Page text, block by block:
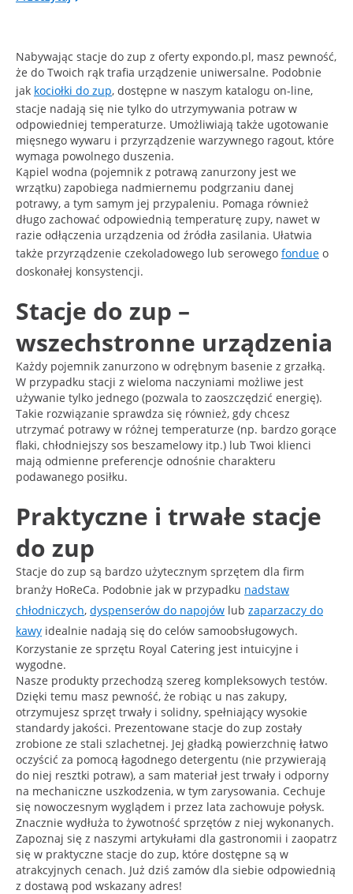
Nabywając stacje do zup z oferty expondo.pl, masz pewność,
że do Twoich rąk trafia urządzenie uniwersalne. Podobnie
jak kociołki do zup, dostępne w naszym katalogu on-line,
stacje nadają się nie tylko do utrzymywania potraw w
odpowiedniej temperaturze. Umożliwiają także ugotowanie
mięsnego wywaru i przyrządzenie warzywnego ragout, które
wymaga powolnego duszenia.
Kąpiel wodna (pojemnik z potrawą zanurzony jest we
wrzątku) zapobiega nadmiernemu podgrzaniu danej
potrawy, a tym samym jej przypaleniu. Pomaga również
długo zachować odpowiednią temperaturę zupy, nawet w
razie odłączenia urządzenia od źródła zasilania. Ułatwia
także przyrządzenie czekoladowego lub serowego fondue o
doskonałej konsystencji.
Stacje do zup –
wszechstronne urządzenia
Każdy pojemnik zanurzono w odrębnym basenie z grzałką.
W przypadku stacji z wieloma naczyniami możliwe jest
używanie tylko jednego (pozwala to zaoszczędzić energię).
Takie rozwiązanie sprawdza się również, gdy chcesz
utrzymać potrawy w różnej temperaturze (np. bardzo gorące
flaki, chłodniejszy sos beszamelowy itp.) lub Twoi klienci
mają odmienne preferencje odnośnie charakteru
podawanego posiłku.
Praktyczne i trwałe stacje
do zup
Stacje do zup są bardzo użytecznym sprzętem dla firm
branży HoReCa. Podobnie jak w przypadku nadstaw
chłodniczych, dyspenserów do napojów lub zaparzaczy do
kawy idealnie nadają się do celów samoobsługowych.
Korzystanie ze sprzętu Royal Catering jest intuicyjne i
wygodne.
Nasze produkty przechodzą szereg kompleksowych testów.
Dzięki temu masz pewność, że robiąc u nas zakupy,
otrzymujesz sprzęt trwały i solidny, spełniający wysokie
standardy jakości. Prezentowane stacje do zup zostały
zrobione ze stali szlachetnej. Jej gładką powierzchnię łatwo
oczyścić za pomocą łagodnego detergentu (nie przywierają
do niej resztki potraw), a sam materiał jest trwały i odporny
na mechaniczne uszkodzenia, w tym zarysowania. Cechuje
się nowoczesnym wyglądem i przez lata zachowuje połysk.
Znacznie wydłuża to żywotność sprzętów z niej wykonanych.
Zapoznaj się z naszymi artykułami dla gastronomii i zaopatrz
się w praktyczne stacje do zup, które dostępne są w
atrakcyjnych cenach. Już dziś zamów dla siebie odpowiednią
z dostawą pod wskazany adres!